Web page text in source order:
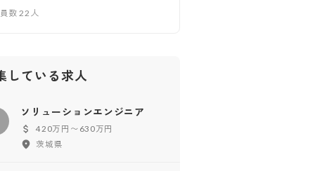
数 22 人
している求人
ソリューションエンジニア
420万円〜630万円
茨城県